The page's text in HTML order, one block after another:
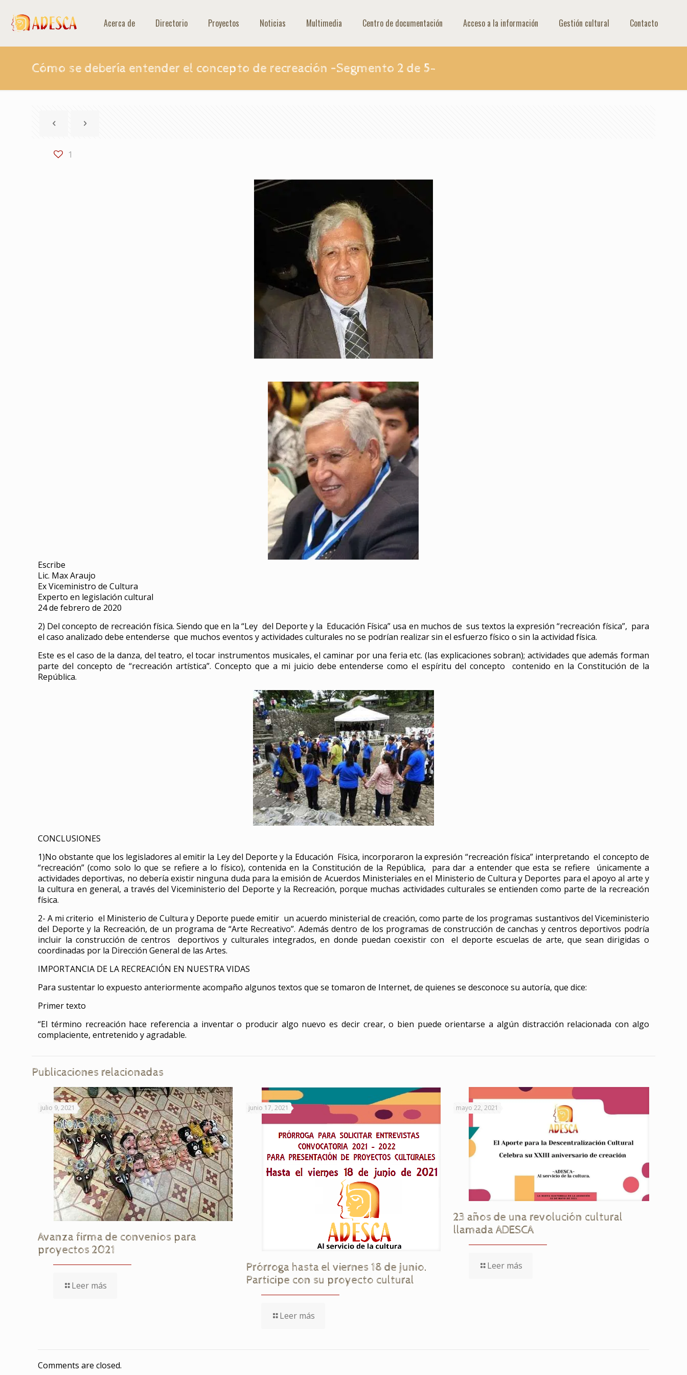
Acerca de Directorio Proyectos Noticias Multimedia Centro de documentación Acceso a la información Gestión cultural Contacto
Cómo se debería entender el concepto de recreación –Segmento 2 de 5-
1
Escribe
Lic. Max Araujo
Ex Viceministro de Cultura
Experto en legislación cultural
24 de febrero de 2020
2) Del concepto de recreación física. Siendo que en la “Ley del Deporte y la Educación Física” usa en muchos de sus textos la expresión “recreación física”, para
el caso analizado debe entenderse que muchos eventos y actividades culturales no se podrían realizar sin el esfuerzo físico o sin la actividad física.
Este es el caso de la danza, del teatro, el tocar instrumentos musicales, el caminar por una feria etc. (las explicaciones sobran); actividades que además forman
parte del concepto de “recreación artística”. Concepto que a mi juicio debe entenderse como el espíritu del concepto contenido en la Constitución de la
República.
CONCLUSIONES
1)No obstante que los legisladores al emitir la Ley del Deporte y la Educación Física, incorporaron la expresión “recreación física” interpretando el concepto de
“recreación” (como solo lo que se refiere a lo físico), contenida en la Constitución de la República, para dar a entender que esta se refiere únicamente a
actividades deportivas, no debería existir ninguna duda para la emisión de Acuerdos Ministeriales en el Ministerio de Cultura y Deportes para el apoyo al arte y
la cultura en general, a través del Viceministerio del Deporte y la Recreación, porque muchas actividades culturales se entienden como parte de la recreación
física.
2- A mi criterio el Ministerio de Cultura y Deporte puede emitir un acuerdo ministerial de creación, como parte de los programas sustantivos del Viceministerio
del Deporte y la Recreación, de un programa de “Arte Recreativo”. Además dentro de los programas de construcción de canchas y centros deportivos podría
incluir la construcción de centros deportivos y culturales integrados, en donde puedan coexistir con el deporte escuelas de arte, que sean dirigidas o
coordinadas por la Dirección General de las Artes.
IMPORTANCIA DE LA RECREACIÓN EN NUESTRA VIDAS
Para sustentar lo expuesto anteriormente acompaño algunos textos que se tomaron de Internet, de quienes se desconoce su autoría, que dice:
Primer texto
“El término recreación hace referencia a inventar o producir algo nuevo es decir crear, o bien puede orientarse a algún distracción relacionada con algo
complaciente, entretenido y agradable.
Publicaciones relacionadas
julio 9, 2021
Avanza firma de convenios para
proyectos 2021
Leer más
junio 17, 2021
Prórroga hasta el viernes 18 de junio.
Participe con su proyecto cultural
Leer más
mayo 22, 2021
23 años de una revolución cultural
llamada ADESCA
Leer más
Comments are closed.